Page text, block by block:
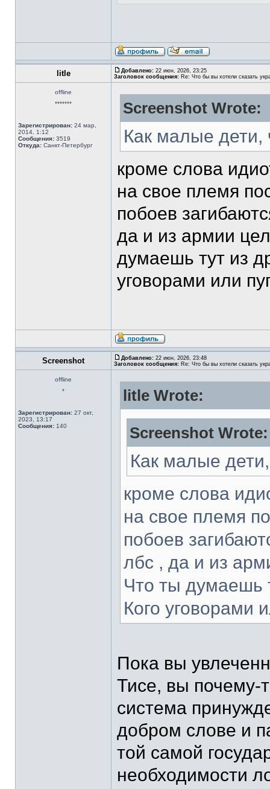
litle Добавлено: 22 июн, 2026, 23:25
Заголовок сообщения: Re: Что бы вы хотели сказать
offline
*******
Зарегистрирован: 24 мар,
2014, 1:12
Сообщения: 3519
Откуда: Санкт-Петербург
Screenshot Wrote:
Как малые дети,
кроме слова
на свое племя
побоев
да и из армии
думаешь тут из
уговорами или
Screenshot Добавлено: 22 июн, 2026, 23:48
Заголовок сообщения: Re: Что бы вы хотели сказать
offline
*
Зарегистрирован: 27 окт,
2023, 13:17
Сообщения: 140
litle Wrote:
Screenshot Wrote:
Как малые
кроме слова
на свое племя
побоев
лбс , да и из
Что ты думаешь
Кого уговорами
Пока вы
Тисе, вы почему-
система
добром слове и
той самой
необходимости